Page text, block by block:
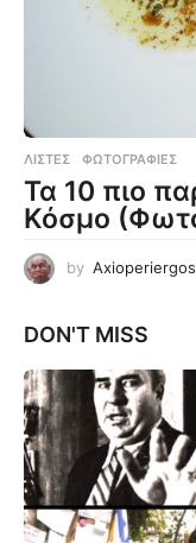
ΛΊΣΤΕΣ ,ΦΩΤΟΓΡΑΦΊΕΣ
Τα 10 πιο
Κόσμο
by Axioperiergos
DON'T MISS